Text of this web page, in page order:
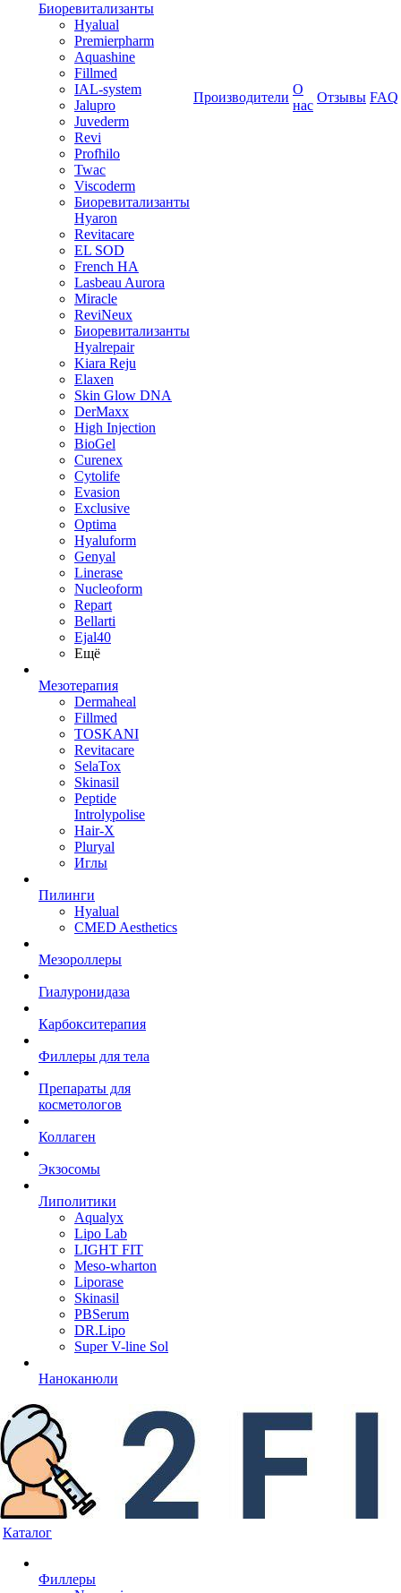
Биоревитализанты
Hyalual
Premierpharm
Aquashine
Fillmed
IAL-system
Jalupro
Juvederm
Revi
Profhilo
Twac
Viscoderm
Биоревитализанты
Hyaron
Revitacare
EL SOD
French HA
Lasbeau Aurora
Miracle
ReviNeux
Биоревитализанты
Hyalrepair
Kiara Reju
Elaxen
Skin Glow DNA
DerMaxx
High Injection
BioGel
Curenex
Cytolife
Evasion
Exclusive
Optima
Hyaluform
Genyal
Linerase
Nucleoform
Repart
Bellarti
Ejal40
Ещё
Мезотерапия
Dermaheal
Fillmed
TOSKANI
Revitacare
SelaTox
Skinasil
Peptide
Introlypolise
Hair-X
Pluryal
Иглы
Пилинги
Hyalual
CMED Aesthetics
Мезороллеры
Гиалуронидаза
Карбокситерапия
Филлеры для тела
Препараты для
косметологов
Коллаген
Экзосомы
Липолитики
Aqualyx
Lipo Lab
LIGHT FIT
Meso-wharton
Liporase
Skinasil
PBSerum
DR.Lipo
Super V-line Sol
Наноканюли
Производители
О
нас
Отзывы FAQ
Каталог
Филлеры